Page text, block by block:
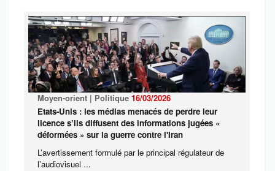
Moyen-orient | Politique 16/03/2026
Etats-Unis : les médias menacés de perdre leur
licence s’ils diffusent des informations jugées «
déformées » sur la guerre contre l'Iran
L’avertissement formulé par le principal régulateur de
l’audiovisuel ...